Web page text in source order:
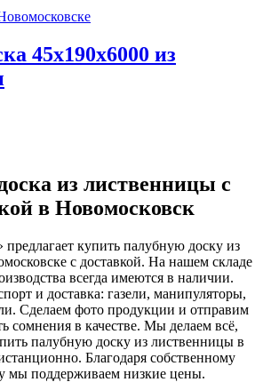
45х190х6000 из
из лиственницы с
в Новомосковск
купить палубную доску из
с доставкой. На нашем складе
всегда имеются в наличии.
и доставка: газели, манипуляторы,
Сделаем фото продукции и отправим
сомнения в качестве. Мы делаем всё,
палубную доску из лиственницы в
Благодаря собственному
мы поддерживаем низкие цены.